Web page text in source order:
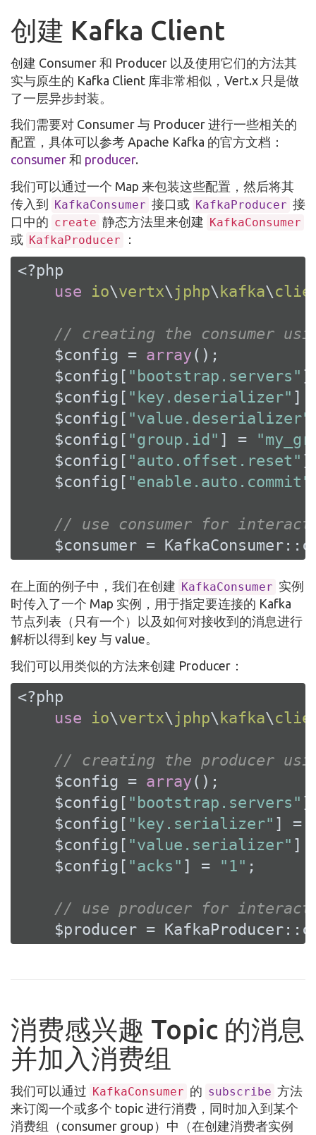
创建 Kafka Client
创建 Consumer 和 Producer 以及使用它们的方法其
实与原生的 Kafka Client 库非常相似，Vert.x 只是做
了一层异步封装。
我们需要对 Consumer 与 Producer 进行一些相关的
配置，具体可以参考 Apache Kafka 的官方文档：
consumer 和 producer.
我们可以通过一个 Map 来包装这些配置，然后将其
传入到 KafkaConsumer 接口或 KafkaProducer 接
口中的 create 静态方法里来创建 KafkaConsumer
或 KafkaProducer ：
<?php
use
io\vertx\ jphp\ kafka\
// creating the consumer
    $config =
array();
    $config[
"bootstrap.servers" ]
    $config[
"key.deserializer" ]
    $config[
"value.deserializer"
    $config[
"group.id" ] =
    $config[
"auto.offset.reset" ]
    $config[
"enable.auto.commit"
// use consumer for
$consumer =
在上面的例子中，我们在创建 KafkaConsumer 实例
时传入了一个 Map 实例，用于指定要连接的 Kafka
节点列表（只有一个）以及如何对接收到的消息进行
解析以得到 key 与 value。
我们可以用类似的方法来创建 Producer：
<?php
use
io\vertx\ jphp\ kafka\
// creating the producer
    $config =
array();
    $config[
"bootstrap.servers" ]
    $config[
"key.serializer" ] =
    $config[
"value.serializer" ]
    $config[
"acks" ] = "1" ;
// use producer for
$producer =
消费感兴趣 Topic 的消息
并加入消费组
我们可以通过 KafkaConsumer 的 subscribe 方法
来订阅一个或多个 topic 进行消费，同时加入到某个
消费组（consumer group）中（在创建消费者实例